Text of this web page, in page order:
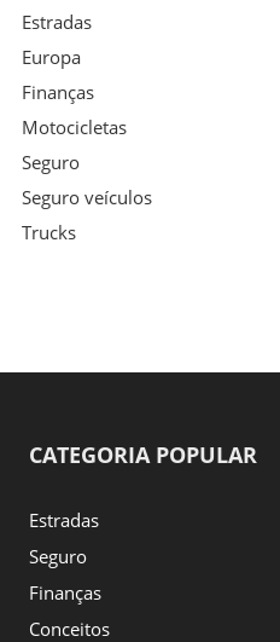
Estradas
Europa
Finanças
Motocicletas
Seguro
Seguro veículos
Trucks
CATEGORIA POPULAR
Estradas
Seguro
Finanças
Conceitos